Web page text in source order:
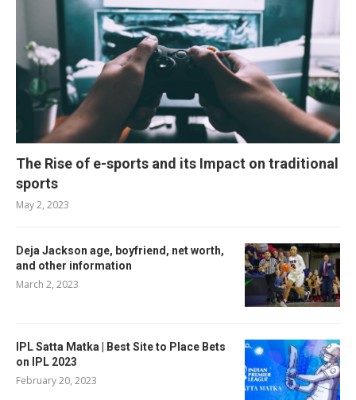
The Rise of e-sports and its Impact on traditional
sports
May 2, 2023
Deja Jackson age, boyfriend, net worth,
and other information
March 2, 2023
IPL Satta Matka | Best Site to Place Bets
on IPL 2023
February 20, 2023